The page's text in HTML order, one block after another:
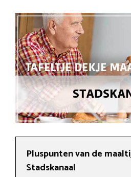
Pluspunten van de
Stadskanaal